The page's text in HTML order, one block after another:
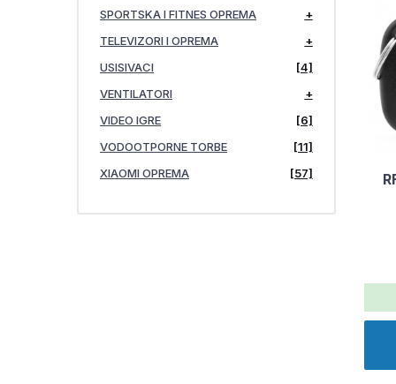
SPORTSKA I FITNES OPREMA
+
TELEVIZORI I OPREMA
+
USISIVACI
[4]
VENTILATORI
+
VIDEO IGRE
[6]
VODOOTPORNE TORBE
[11]
XIAOMI OPREMA
[57]